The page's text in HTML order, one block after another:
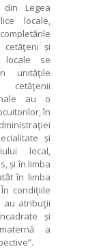
Legea
locale,
cetăţeni și
locale se
unităţile
cetăţenii
au o
în
și
local,
și în limba
în limba
condiţiile
au atribuţii
și
a